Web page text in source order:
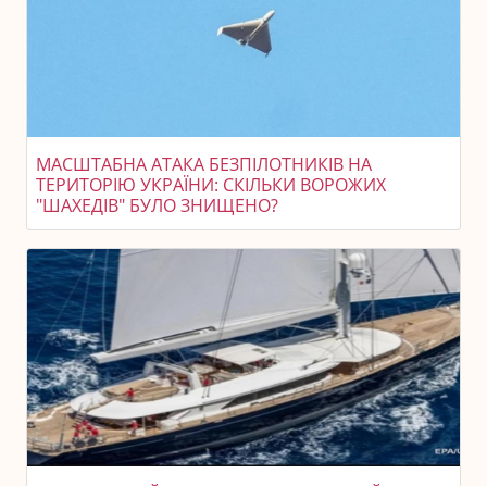
МАСШТАБНА АТАКА БЕЗПІЛОТНИКІВ НА
ТЕРИТОРІЮ УКРАЇНИ: СКІЛЬКИ ВОРОЖИХ
"ШАХЕДІВ" БУЛО ЗНИЩЕНО?